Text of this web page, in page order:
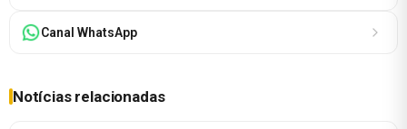
Canal WhatsApp
Notícias relacionadas